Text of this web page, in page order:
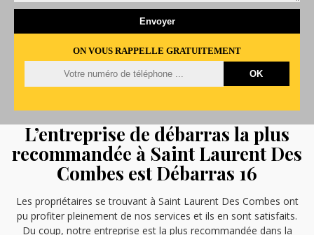
ON VOUS RAPPELLE GRATUITEMENT
L’entreprise de débarras la plus
recommandée à Saint Laurent Des
Combes est Débarras 16
Les propriétaires se trouvant à Saint Laurent Des Combes ont
pu profiter pleinement de nos services et ils en sont satisfaits.
Du coup, notre entreprise est la plus recommandée dans la